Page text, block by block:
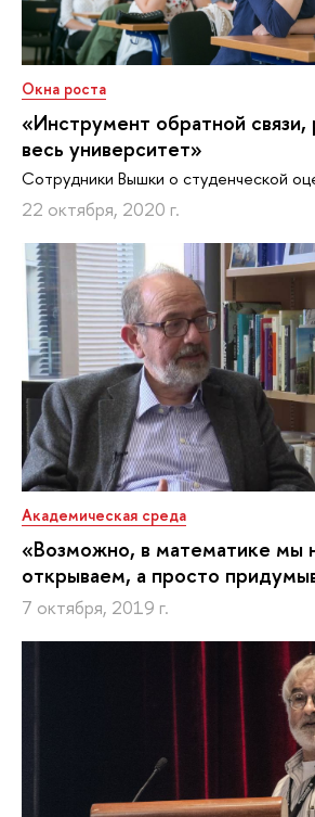
Окна роста
«Инструмент обратной
весь университет»
Сотрудники Вышки о студенческой
22 октября, 2020 г.
Академическая среда
«Возможно, в математике мы
открываем, а просто
7 октября, 2019 г.